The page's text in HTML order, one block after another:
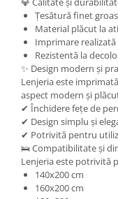
Țesătură finet
Material plăcut la
Imprimare
Rezistentă la
✨ Design modern și
Lenjeria este
aspect modern și
✔ Închidere fețe de
✔ Design simplu și
✔ Potrivită pentru
🛌 Compatibilitate și
Lenjeria este potrivită
140x200 cm
160x200 cm